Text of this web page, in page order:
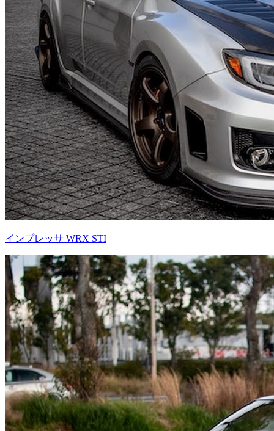
インプレッサ WRX STI